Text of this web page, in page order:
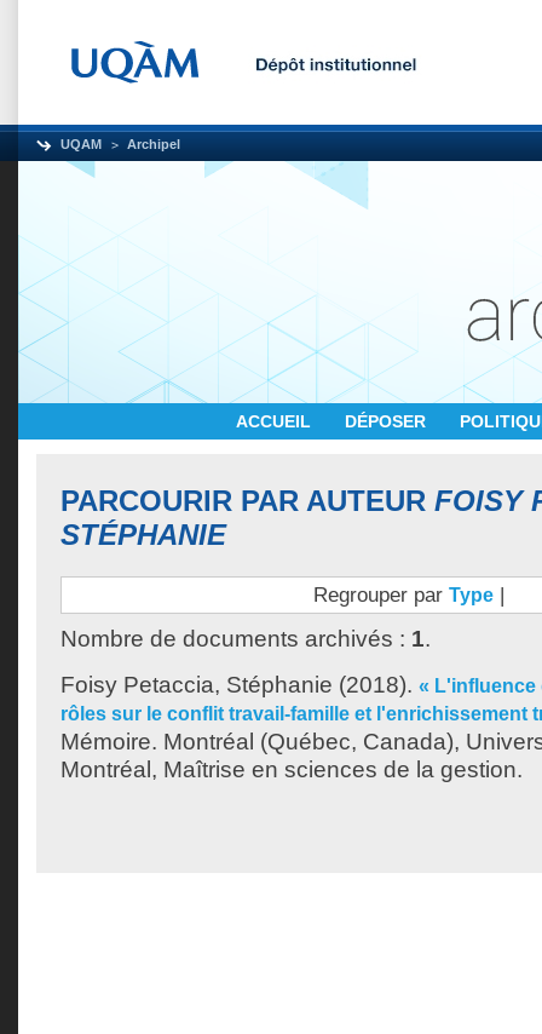
UQAM Archipel
ACCUEIL DÉPOSER
PARCOURIR PAR AUTEUR FOISY
STÉPHANIE
Regrouper par Type |
Nombre de documents archivés : 1.
Foisy Petaccia, Stéphanie (2018). « L'influence
rôles sur le conflit travail-famille et l'enrichissement
Mémoire. Montréal (Québec, Canada),
Montréal, Maîtrise en sciences de la gestion.